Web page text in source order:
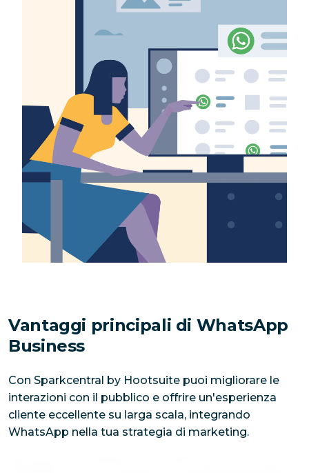
Vantaggi principali di WhatsApp
Business
Con Sparkcentral by Hootsuite puoi migliorare le
interazioni con il pubblico e offrire un'esperienza
cliente eccellente su larga scala, integrando
WhatsApp nella tua strategia di marketing.